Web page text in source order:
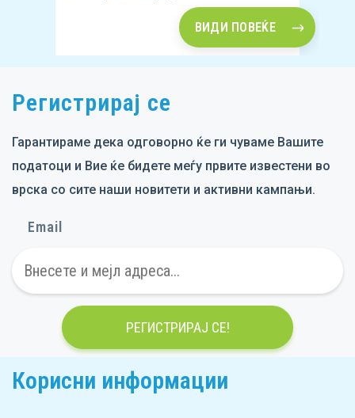
ВИДИ ПОВЕЌЕ
10
Регистрирај се
Гарантираме дека одговорно ќе ги чуваме Вашите
податоци и Вие ќе бидете меѓу првите известени во
врска со сите наши новитети и активни кампањи.
Email
РЕГИСТРИРАЈ СЕ!
Корисни информации